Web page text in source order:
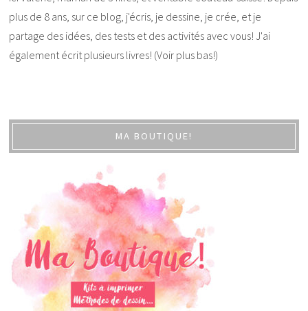
plus de 8 ans, sur ce blog, j'écris, je dessine, je crée, et je
partage des idées, des tests et des activités avec vous! J'ai
également écrit plusieurs livres! (Voir plus bas!)
MA BOUTIQUE!